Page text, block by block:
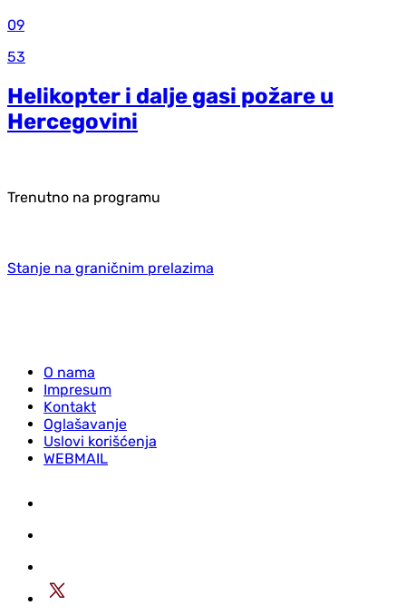
09
53
Helikopter i dalje gasi požare u
Hercegovini
Trenutno na programu
Stanje na graničnim prelazima
O nama
Impresum
Kontakt
Oglašavanje
Uslovi korišćenja
WEBMAIL